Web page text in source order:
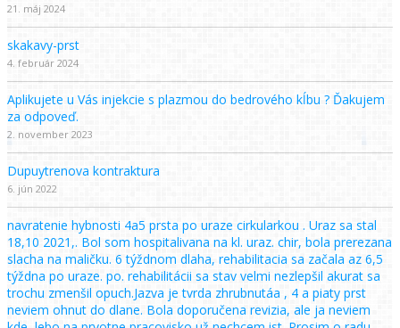
21. máj 2024
skakavy-prst
4. február 2024
Aplikujete u Vás injekcie s plazmou do bedrového kĺbu ? Ďakujem
za odpoveď.
2. november 2023
Dupuytrenova kontraktura
6. jún 2022
navratenie hybnosti 4a5 prsta po uraze cirkularkou . Uraz sa stal
18,10 2021,. Bol som hospitalivana na kl. uraz. chir, bola prerezana
slacha na maličku. 6 týždnom dlaha, rehabilitacia sa začala az 6,5
týždna po uraze. po. rehabilitácii sa stav velmi nezlepšil akurat sa
trochu zmenšil opuch.Jazva je tvrda zhrubnutáa , 4 a piaty prst
neviem ohnut do dlane. Bola doporučena revizia, ale ja neviem